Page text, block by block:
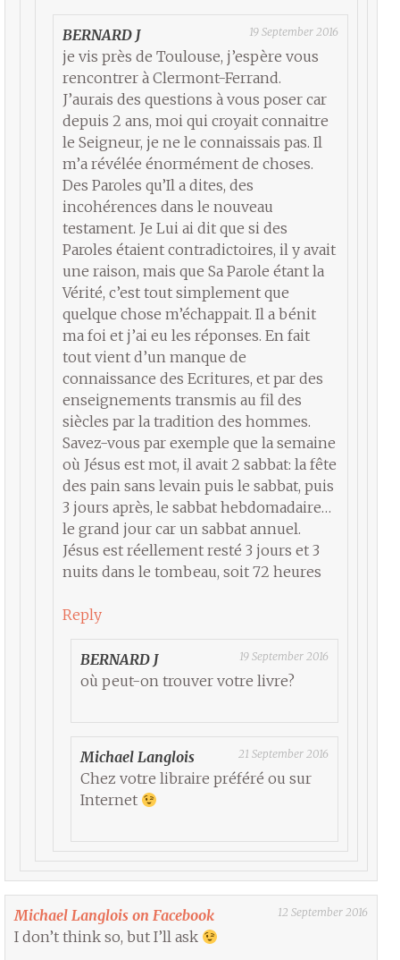
BERNARD J 19 September 2016
je vis près de Toulouse, j’espère vous
rencontrer à Clermont-Ferrand.
J’aurais des questions à vous poser car
depuis 2 ans, moi qui croyait connaitre
le Seigneur, je ne le connaissais pas. Il
m’a révélée énormément de choses.
Des Paroles qu’Il a dites, des
incohérences dans le nouveau
testament. Je Lui ai dit que si des
Paroles étaient contradictoires, il y avait
une raison, mais que Sa Parole étant la
Vérité, c’est tout simplement que
quelque chose m’échappait. Il a bénit
ma foi et j’ai eu les réponses. En fait
tout vient d’un manque de
connaissance des Ecritures, et par des
enseignements transmis au fil des
siècles par la tradition des hommes.
Savez-vous par exemple que la semaine
où Jésus est mot, il avait 2 sabbat: la fête
des pain sans levain puis le sabbat, puis
3 jours après, le sabbat hebdomadaire…
le grand jour car un sabbat annuel.
Jésus est réellement resté 3 jours et 3
nuits dans le tombeau, soit 72 heures
Reply
BERNARD J 19 September 2016
où peut-on trouver votre livre?
Michael Langlois 21 September 2016
Chez votre libraire préféré ou sur
Internet
Michael Langlois on Facebook 12 September 2016
I don’t think so, but I’ll ask